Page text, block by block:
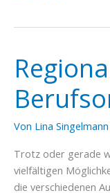
Schönberg
Von Lina Singelmann
Trotz oder gerade
vielfältigen
die verschiedenen